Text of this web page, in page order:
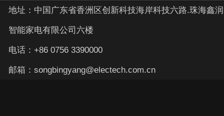
地址：中国广东省香洲区创新科技海岸科技六路.珠海鑫润
智能家电有限公司六楼
电话：+86 0756 3390000
邮箱：songbingyang@electech.com.cn